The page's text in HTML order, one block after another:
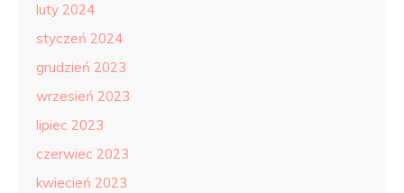
luty 2024
styczeń 2024
grudzień 2023
wrzesień 2023
lipiec 2023
czerwiec 2023
kwiecień 2023